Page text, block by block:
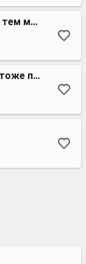
Чем старше становишься, тем меньше плачешь
Я тебя не забуду, ты меня тоже помни